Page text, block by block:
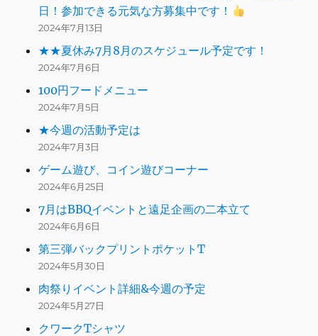
日！参加できる元気な方募集中です！
2024年7月13日
★★夏休み7月8月のスケジュール予定です！
2024年7月6日
100円フードメニュー
2024年7月5日
★今週の活動予定は
2024年7月3日
ゲーム遊び、コイン遊びコーナー
2024年6月25日
7月はBBQイベントと遠足企画の二本立て
2024年6月6日
第三弾バックプリントポケットT
2024年5月30日
肉祭りイベント詳細&今週の予定
2024年5月27日
クワークTシャツ